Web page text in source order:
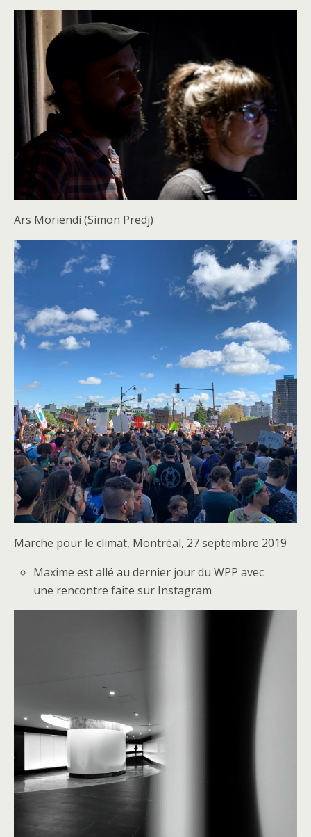
Ars Moriendi (Simon Predj)
Marche pour le climat, Montréal, 27 septembre 2019
Maxime est allé au dernier jour du WPP avec
une rencontre faite sur Instagram